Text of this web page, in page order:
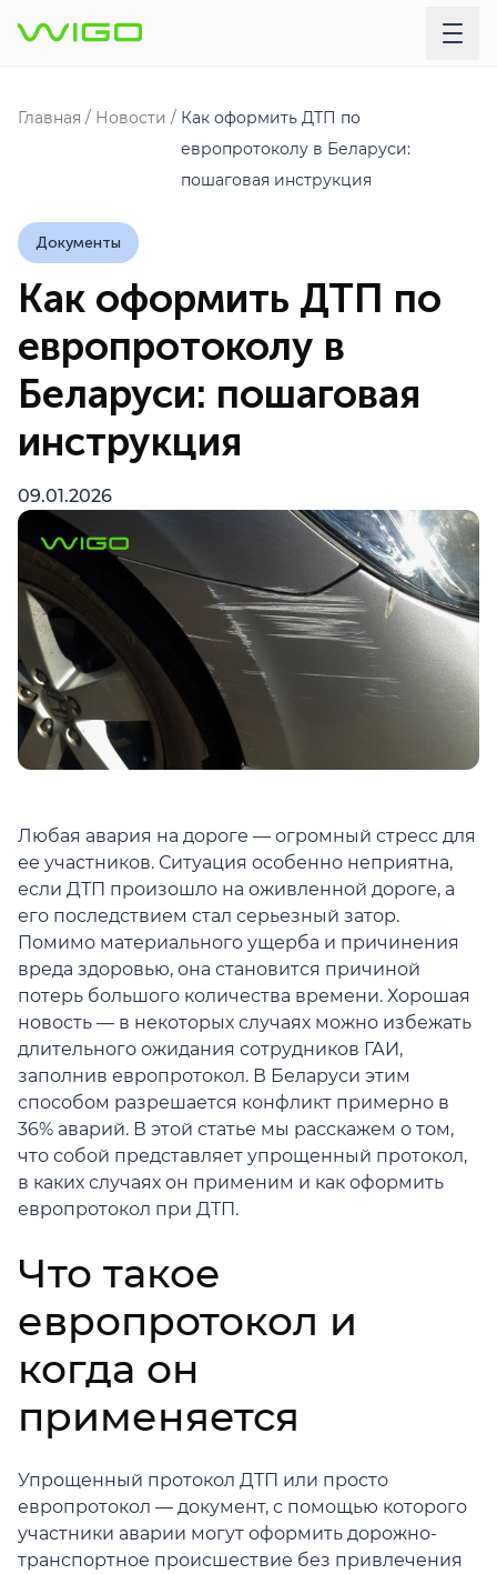
Главная Новости
Как оформить ДТП по
европротоколу в Беларуси:
пошаговая инструкция
Документы
Как оформить ДТП по
европротоколу в
Беларуси: пошаговая
инструкция
09.01.2026
Любая авария на дороге — огромный стресс для
ее участников. Ситуация особенно неприятна,
если ДТП произошло на оживленной дороге, а
его последствием стал серьезный затор.
Помимо материального ущерба и причинения
вреда здоровью, она становится причиной
потерь большого количества времени. Хорошая
новость — в некоторых случаях можно избежать
длительного ожидания сотрудников ГАИ,
заполнив европротокол. В Беларуси этим
способом разрешается конфликт примерно в
36% аварий. В этой статье мы расскажем о том,
что собой представляет упрощенный протокол,
в каких случаях он применим и как оформить
европротокол при ДТП.
Что такое
европротокол и
когда он
применяется
Упрощенный протокол ДТП или просто
европротокол — документ, с помощью которого
участники аварии могут оформить дорожно-
транспортное происшествие без привлечения